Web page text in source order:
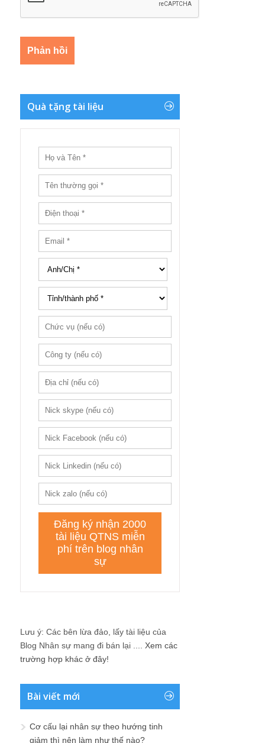
Quà tặng tài liệu
Lưu ý: Các bên lừa đảo, lấy tài liệu của
Blog Nhân sự mang đi bán lại .... Xem các
trường hợp khác ở đây!
Bài viết mới
Cơ cấu lại nhân sự theo hướng tinh
giảm thì nên làm như thế nào?